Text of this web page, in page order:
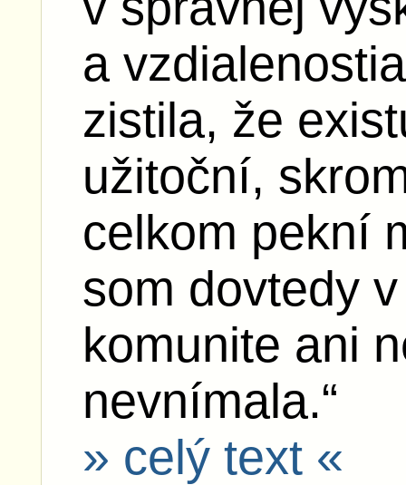
a
zistila, že
užitoční,
celkom pekní
som dovtedy
komunite ani
nevnímala.“
» celý text «